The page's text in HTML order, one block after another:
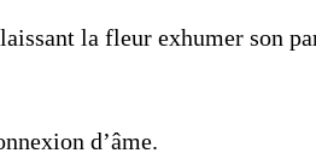
la fleur exhumer son
d’âme.